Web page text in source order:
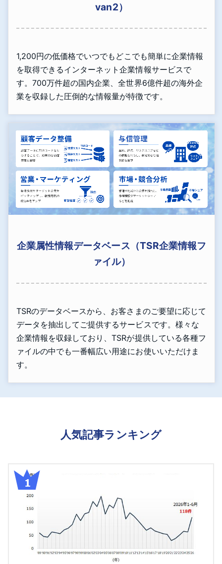
van2）
1,200円の低価格でいつでもどこでも簡単に企業情報
を取得できるインターネット企業情報サービスで
す。700万件超の国内企業、全世界6億件超の海外企
業を収録した圧倒的な情報量が特徴です。
企業属性情報データベース（TSR企業情報フ
ァイル）
TSRのデータベースから、お客さまのご要望に応じて
データを抽出してご提供するサービスです。様々な
企業情報を収録しており、TSRが提供している各種フ
ァイルの中でも一番幅広い用途にお使いいただけま
す。
人気記事ランキング